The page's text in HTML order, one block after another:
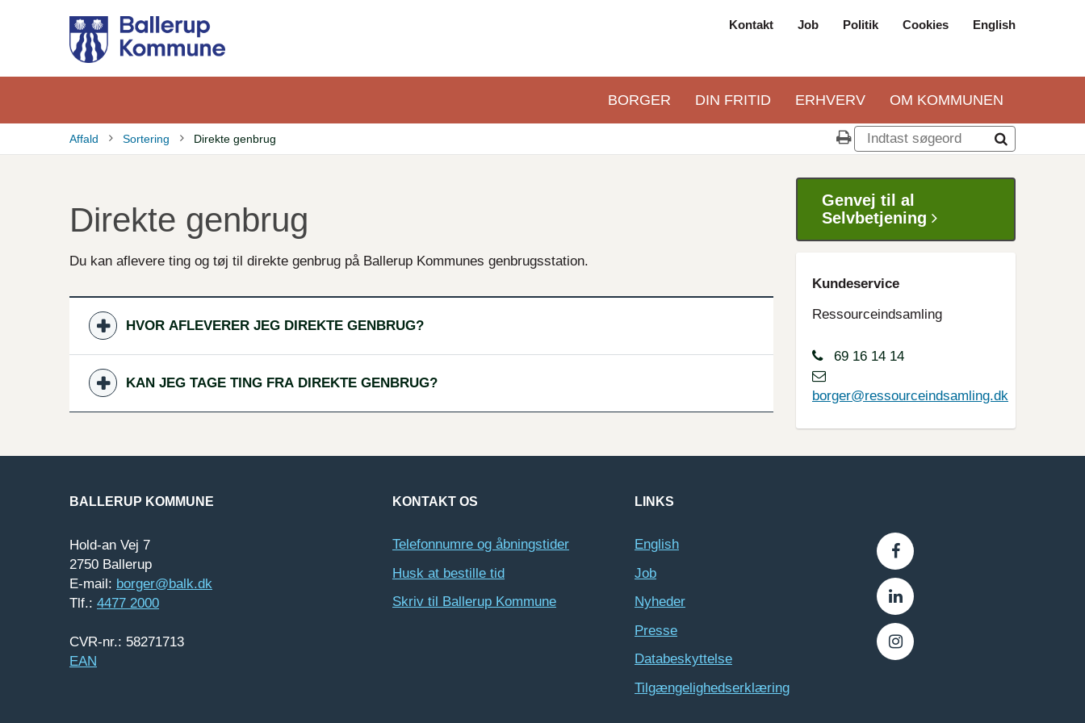
hovedindhold
navigation
Kontakt Job Politik Cookies English
Primær
BORGER DIN FRITID ERHVERV OM KOMMUNEN
Affald Sortering Direkte genbrug
Direkte genbrug
Du kan aflevere ting og tøj til direkte genbrug på Ballerup Kommunes genbrugsstation.
HVOR AFLEVERER JEG DIREKTE GENBRUG?
KAN JEG TAGE TING FRA DIREKTE GENBRUG?
Genvej til al
Selvbetjening
Kundeservice
Ressourceindsamling
69 16 14 14
borger@ressourceindsamling.dk
BALLERUP KOMMUNE
Hold-an Vej 7
2750 Ballerup
E-mail: borger@balk.dk
Tlf.: 4477 2000
CVR-nr.: 58271713
EAN
KONTAKT OS
Telefonnumre og åbningstider
Husk at bestille tid
Skriv til Ballerup Kommune
LINKS
English
Job
Nyheder
Presse
Databeskyttelse
Tilgængelighedserklæring